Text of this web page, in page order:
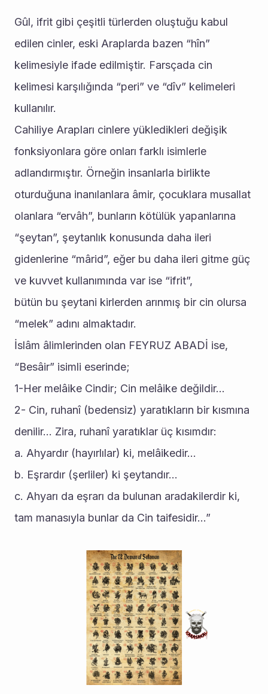
Gûl, ifrit gibi çeşitli türlerden oluştuğu kabul
edilen cinler, eski Araplarda bazen “hîn”
kelimesiyle ifade edilmiştir. Farsçada cin
kelimesi karşılığında “peri” ve “dîv” kelimeleri
kullanılır.
Cahiliye Arapları cinlere yükledikleri değişik
fonksiyonlara göre onları farklı isimlerle
adlandırmıştır. Örneğin insanlarla birlikte
oturduğuna inanılanlara âmir, çocuklara musallat
olanlara “ervâh”, bunların kötülük yapanlarına
“şeytan”, şeytanlık konusunda daha ileri
gidenlerine “mârid”, eğer bu daha ileri gitme güç
ve kuvvet kullanımında var ise “ifrit”,
bütün bu şeytani kirlerden arınmış bir cin olursa
“melek” adını almaktadır.
İslâm âlimlerinden olan FEYRUZ ABADİ ise,
“Besâir” isimli eserinde;
1-Her melâike Cindir; Cin melâike değildir...
2- Cin, ruhanî (bedensiz) yaratıkların bir kısmına
denilir... Zira, ruhanî yaratıklar üç kısımdır:
a. Ahyardır (hayırlılar) ki, melâikedir...
b. Eşrardır (şerliler) ki şeytandır...
c. Ahyarı da eşrarı da bulunan aradakilerdir ki,
tam manasıyla bunlar da Cin taifesidir...”